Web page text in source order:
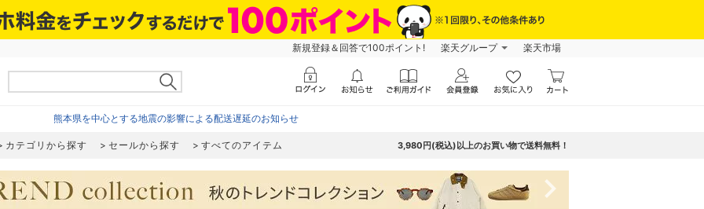
新規登録＆回答で100ポイント! 楽天グループ 楽天市場
熊本県を中心とする地震の影響による配送遅延のお知らせ
カテゴリから探す セールから探す すべてのアイテム 3,980円(税込)以上のお買い物で送料無料！
navigate_next